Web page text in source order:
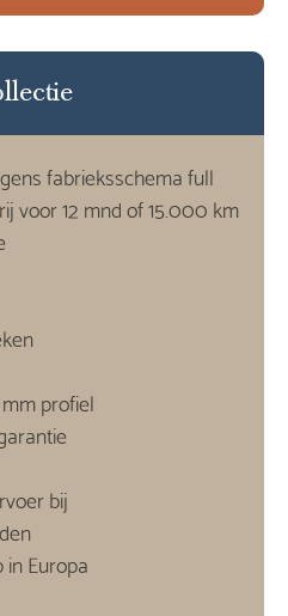
fabrieksschema full
voor 12 mnd of 15.000 km
profiel
bij
Europa